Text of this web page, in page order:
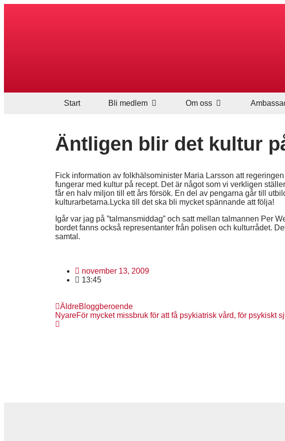
Start Bli medlem Om oss
Äntligen blir det kultur
Fick information av folkhälsominister Maria Larsson att
fungerar med kultur på recept. Det är något som vi verkligen
får en halv miljon till ett års försök. En del av pengarna går till
kulturarbetarna.Lycka till det ska bli mycket spännande att följa!
Igår var jag på ”talmansmiddag” och satt mellan talmannen Per
bordet fanns också representanter från polisen och kulturrådet.
samtal.
november 13, 2009
13:45
ÄldreBloggberoende
NyareFör mycket missbruk för att få psykiatrisk vård, för psykiskt